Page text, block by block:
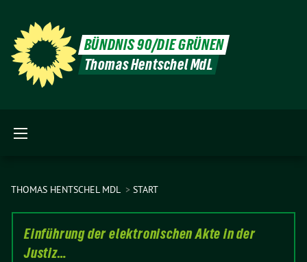
BÜNDNIS 90/DIE GRÜNEN
Thomas Hentschel MdL
THOMAS HENTSCHEL MDL START
Einführung der elektronischen Akte in der
Justiz…